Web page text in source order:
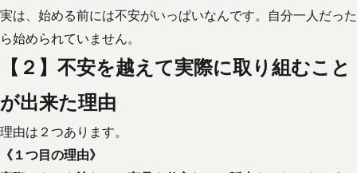
実は、始める前には不安がいっぱいなんです。自分一人だった
ら始められていません。
【２】不安を越えて実際に取り組むこと
が出来た理由
理由は２つあります。
《１つ目の理由》